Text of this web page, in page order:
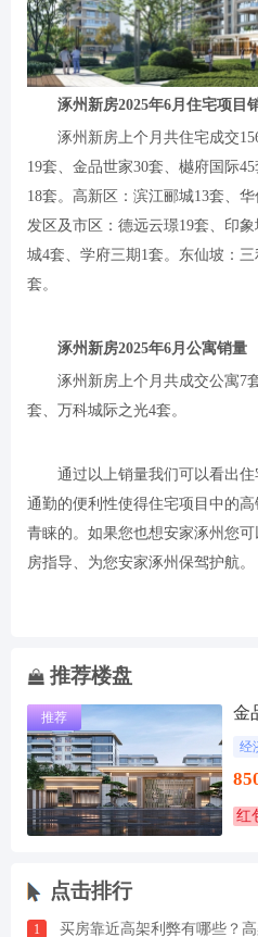
涿州新房2025年6月住宅项目
涿州新房上个月共住宅成交
19套、金品世家30套、樾府国际
18套。高新区：滨江郦城13套、
发区及市区：德远云璟19套、印
城4套、学府三期1套。东仙坡：
套。
涿州新房2025年6月公寓销量
涿州新房上个月共成交公寓7
套、万科城际之光4套。
通过以上销量我们可以看出
通勤的便利性使得住宅项目中的
青睐的。如果您也想安家涿州您
房指导、为您安家涿州保驾护航。
推荐楼盘
推荐 金
经
红
点击排行
1 买房靠近高架利弊有哪些？